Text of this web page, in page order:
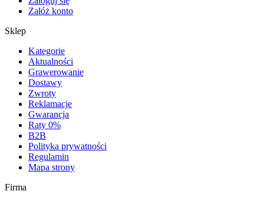
Załóż konto
Sklep
Kategorie
Aktualności
Grawerowanie
Dostawy
Zwroty
Reklamacje
Gwarancja
Raty 0%
B2B
Polityka prywatności
Regulamin
Mapa strony
Firma